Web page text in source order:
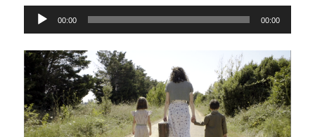
Lecteur
audio
00:00 00:00